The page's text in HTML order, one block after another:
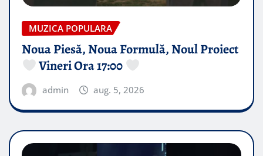
MUZICA POPULARA
Noua Piesă, Noua Formulă, Noul Proiect
Vineri Ora 17:00
admin aug. 5, 2026